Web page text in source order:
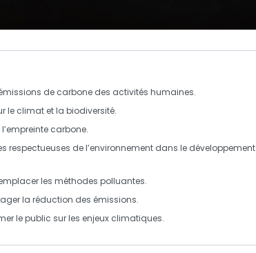
de carbone des activités humaines.
le climat et la biodiversité.
carbone.
respectueuses de l’environnement dans le développement
les méthodes polluantes.
la réduction des émissions.
le public sur les enjeux climatiques.